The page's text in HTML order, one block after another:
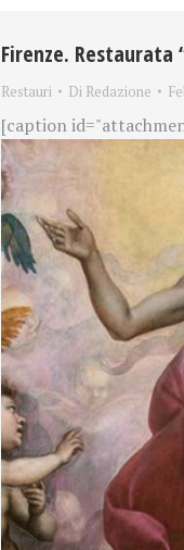
Firenze. Restaurata
Restauri Di Redazione
[caption